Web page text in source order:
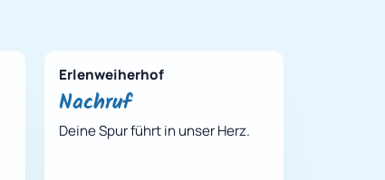
Erlenweiherhof
Nachruf
Deine Spur führt in unser Herz.